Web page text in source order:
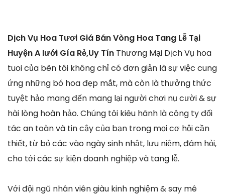
Dịch Vụ Hoa Tươi Giá Bán Vòng Hoa Tang Lễ Tại
Huyện A lưới Gía Rẻ,Uy Tín Thương Mại Dịch Vụ hoa
tuoi của bên tôi không chỉ có đơn giản là sự việc cung
ứng những bó hoa đẹp mắt, mà còn là thưởng thức
tuyệt hảo mang đến mang lại người chơi nụ cười & sự
hài lòng hoàn hảo. Chúng tôi kiêu hãnh là công ty đối
tác an toàn và tin cậy của bạn trong mọi cơ hội cần
thiết, từ bỏ các vào ngày sinh nhật, lưu niệm, đám hỏi,
cho tới các sự kiện doanh nghiệp và tang lễ.
Với đội ngũ nhân viên giàu kinh nghiệm & say mê